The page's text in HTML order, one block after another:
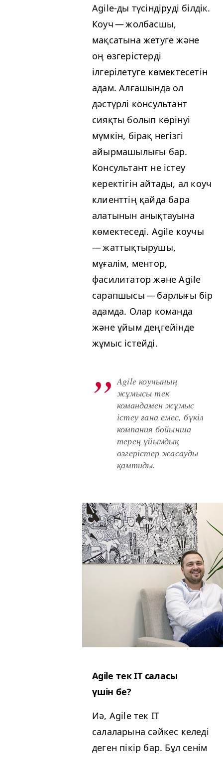
Agile-ды түсіндіруді білдік.
Коуч — жолбасшы,
мақсатына жетуге және
оң өзгерістерді
ілгерілетуге көмектесетін
адам. Алғашында ол
дәстүрлі консультант
сияқты болып көрінуі
мүмкін, бірақ негізгі
айырмашылығы бар.
Консультант не істеу
керектігін айтады, ал коуч
клиенттің қайда бара
алатынын анықтауына
көмектеседі. Agile коучы
— жаттықтырушы,
мұғалім, ментор,
фасилитатор және Agile
сарапшысы — барлығы бір
адамда. Олар команда
және ұйым деңгейінде
жұмыс істейді.
Agile коучының
жұмысы тек
командамен жұмыс
істеу ғана емес, бүкіл
компания бойынша
терең ұйымдық
өзгерістер жасауды
қамтиды.
Agile текITсаласы
үшін бе?
Иә, Agile тек IT
салаларына сәйкес келеді
деген пікір бар. Бұл сенім